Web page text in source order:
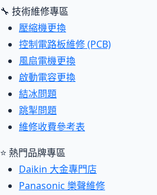
🔧 技術維修專區
壓縮機更換
控制電路板維修 (PCB)
風扇電機更換
啟動電容更換
結冰問題
跳掣問題
維修收費參考表
⭐ 熱門品牌專區
Daikin 大金專門店
Panasonic 樂聲維修